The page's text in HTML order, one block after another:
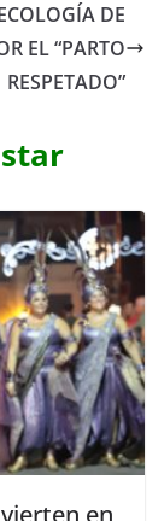
DE
EL “PARTO
RESPETADO”